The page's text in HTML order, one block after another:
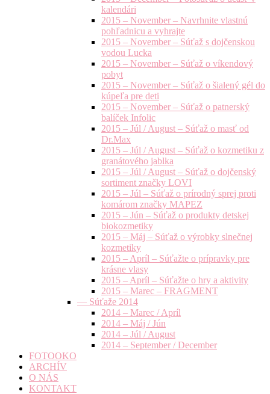
kalendári
2015 – November – Navrhnite vlastnú
pohľadnicu a vyhrajte
2015 – November – Súťaž s dojčenskou
vodou Lucka
2015 – November – Súťaž o víkendový
pobyt
2015 – November – Súťaž o šialený gél do
kúpeľa pre deti
2015 – November – Súťaž o patnerský
balíček Infolic
2015 – Júl / August – Súťaž o masť od
Dr.Max
2015 – Júl / August – Súťaž o kozmetiku z
granátového jablka
2015 – Júl / August – Súťaž o dojčenský
sortiment značky LOVI
2015 – Júl – Súťaž o prírodný sprej proti
komárom značky MAPEZ
2015 – Jún – Súťaž o produkty detskej
biokozmetiky
2015 – Máj – Súťaž o výrobky slnečnej
kozmetiky
2015 – Apríl – Súťažte o prípravky pre
krásne vlasy
2015 – Apríl – Súťažte o hry a aktivity
2015 – Marec – FRAGMENT
— Súťaže 2014
2014 – Marec / Apríl
2014 – Máj / Jún
2014 – Júl / August
2014 – September / December
FOTOOKO
ARCHÍV
O NÁS
KONTAKT